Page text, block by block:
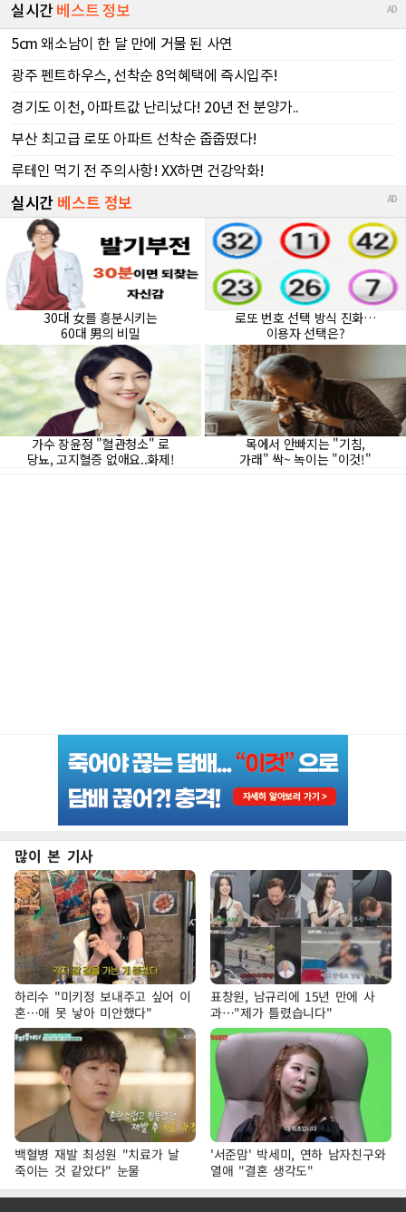
많이 본 기사
하리수 "미키정 보내주고 싶어 이
혼…애 못 낳아 미안했다"
표창원, 남규리에 15년 만에 사
과…"제가 틀렸습니다"
백혈병 재발 최성원 "치료가 날
죽이는 것 같았다" 눈물
'서준맘' 박세미, 연하 남자친구와
열애 "결혼 생각도"